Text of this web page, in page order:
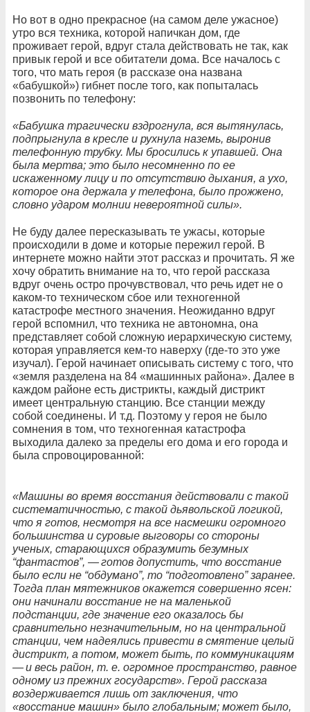
Но вот в одно прекрасное (на самом деле ужасное)
утро вся техника, которой напичкан дом, где
проживает герой, вдруг стала действовать не так, как
привык герой и все обитатели дома. Все началось с
того, что мать героя (в рассказе она названа
«бабушкой») гибнет после того, как попыталась
позвонить по телефону:
«Бабушка трагически вздрогнула, вся вытянулась,
подпрыгнула в кресле и рухнула наземь, выронив
телефонную трубку. Мы бросились к упавшей. Она
была мертва; это было несомненно по ее
искаженному лицу и по отсутствию дыхания, а ухо,
которое она держала у телефона, было прожжено,
словно ударом молнии невероятной силы».
Не буду далее пересказывать те ужасы, которые
происходили в доме и которые пережил герой. В
интернете можно найти этот рассказ и прочитать. Я же
хочу обратить внимание на то, что герой рассказа
вдруг очень остро прочувствовал, что речь идет не о
каком-то техническом сбое или техногенной
катастрофе местного значения. Неожиданно вдруг
герой вспомнил, что техника не автономна, она
представляет собой сложную иерархическую систему,
которая управляется кем-то наверху (где-то это уже
изучал). Герой начинает описывать систему с того, что
«земля разделена на 84 «машинных района». Далее в
каждом районе есть дистрикты, каждый дистрикт
имеет центральную станцию. Все станции между
собой соединены. И т.д. Поэтому у героя не было
сомнения в том, что техногенная катастрофа
выходила далеко за пределы его дома и его города и
была спровоцированной:
«Машины во время восстания действовали с такой
систематичностью, с такой дьявольской логикой,
что я готов, несмотря на все насмешки огромного
большинства и суровые выговоры со стороны
ученых, старающихся образумить безумных
“фантастов”, — готов допустить, что восстание
было если не “обдумано”, то “подготовлено” заранее.
Тогда план мятежников окажется совершенно ясен:
они начинали восстание не на маленькой
подстанции, где значение его оказалось бы
сравнительно незначительным, но на центральной
станции, чем надеялись привести в смятение целый
дистрикт, а потом, может быть, по коммуникациям
— и весь район, т. е. огромное пространство, равное
одному из прежних государств». Герой рассказа
воздерживается лишь от заключения, что
«восстание машин» было глобальным; может было,